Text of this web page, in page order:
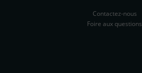
Contactez-nous
Foire aux questions